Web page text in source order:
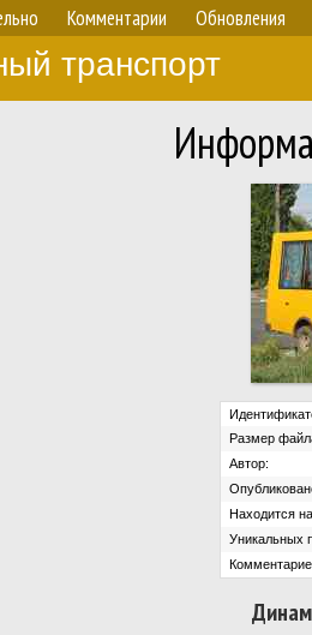
Комментарии Обновления
транспорт
Размер
Автор:
Находится
Уникальных